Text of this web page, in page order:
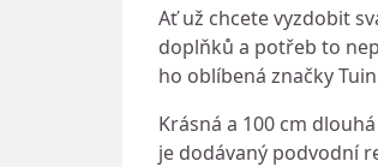
Ať už chcete vyzdobit
doplňků a potřeb to
ho oblíbená značky
Krásná a 100 cm
je dodávaný podvodní